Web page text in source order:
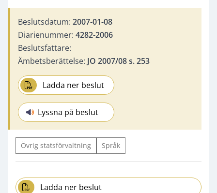
Beslutsdatum: 2007-01-08
Diarienummer: 4282-2006
Beslutsfattare:
Ämbetsberättelse: JO 2007/08 s. 253
Ladda ner beslut
Lyssna på beslut
Övrig statsförvaltning Språk
Ladda ner beslut